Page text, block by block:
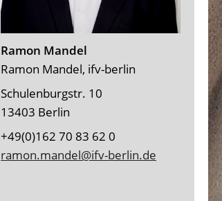
Ramon Mandel
Ramon Mandel, ifv-berlin
Schulenburgstr. 10
13403 Berlin
+49(0)162 70 83 62 0
ramon.mandel@ifv-berlin.de